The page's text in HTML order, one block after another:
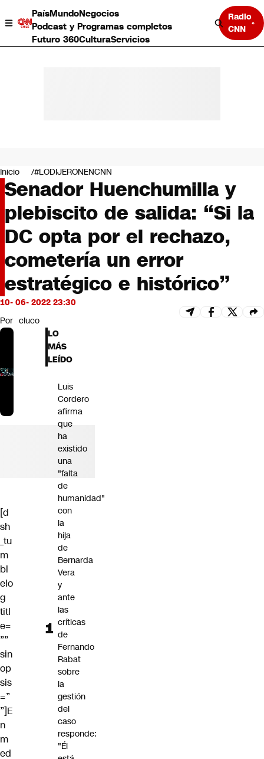
PaísMundoNegocios
Podcast y Programas completos
Futuro 360CulturaServicios
Radio
CNN
Negocios
Deportes
Programas completos
Cultura
Servicios
Bits
CNN Data
CNN tiempo
Futuro 360
Opinión
Inicio #LODIJERONENCNN
Senador Huenchumilla y
plebiscito de salida: “Si la
DC opta por el rechazo,
cometería un error
estratégico e histórico”
10- 06- 2022 23:30
Por cluco
[d
sh
_tu
m
bl
elo
g
titl
e=
””
sin
op
sis
=”
”]E
n
m
ed
LO
MÁS
LEÍDO
Luis
Cordero
afirma
que
ha
existido
una
"falta
de
humanidad"
con
la
hija
de
Bernarda
Vera
y
ante
las
críticas
de
Fernando
Rabat
sobre
la
gestión
del
caso
responde:
"Él